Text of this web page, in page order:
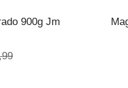
900g Jm